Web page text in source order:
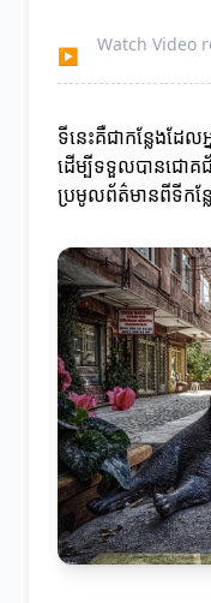
▶
Watch Video
ទីនេះគឺជាកន្លែងដែល
ដើម្បីទទួលបានជោគជ័យ
ប្រមូលព័ត៌មានពីទីកន្